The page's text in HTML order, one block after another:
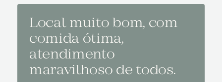
Local muito bom, com
comida ótima,
atendimento
maravilhoso de todos.